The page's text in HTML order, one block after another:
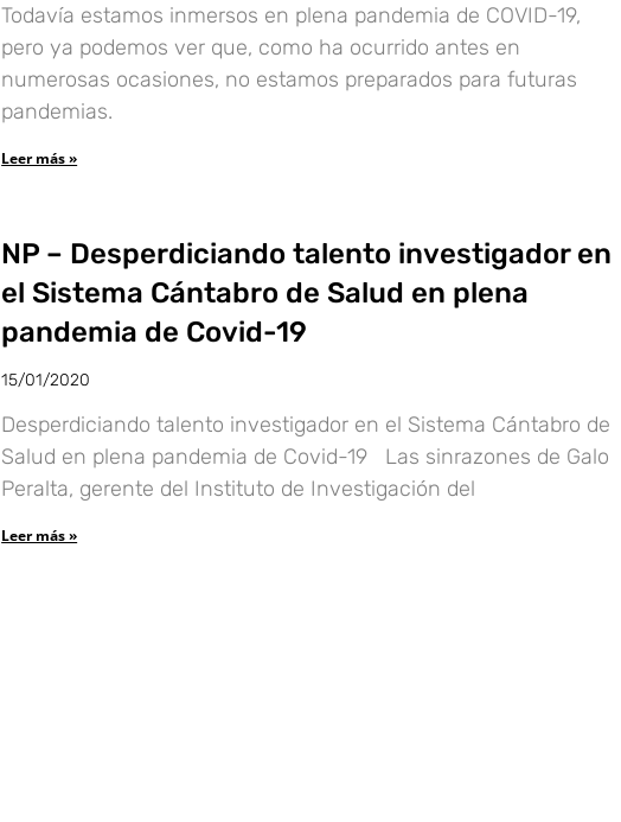
Todavía estamos inmersos en plena pandemia de COVID-19,
pero ya podemos ver que, como ha ocurrido antes en
numerosas ocasiones, no estamos preparados para futuras
pandemias.
Leer más »
NP – Desperdiciando talento investigador en
el Sistema Cántabro de Salud en plena
pandemia de Covid-19
15/01/2020
Desperdiciando talento investigador en el Sistema Cántabro de
Salud en plena pandemia de Covid-19 Las sinrazones de Galo
Peralta, gerente del Instituto de Investigación del
Leer más »